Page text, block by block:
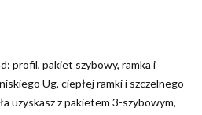
profil, pakiet szybowy, ramka i
Ug, ciepłej ramki i szczelnego
uzyskasz z pakietem 3-szybowym,